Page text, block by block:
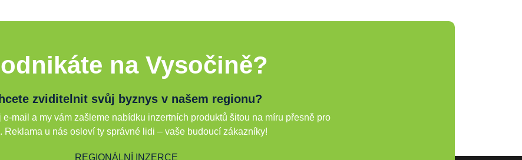
na Vysočině?
zviditelnit svůj byznys v našem regionu?
mail a my vám zašleme nabídku inzertních produktů šitou na míru přesně pro
Reklama u nás osloví ty správné lidi – vaše budoucí zákazníky!
REGIONÁLNÍ INZERCE